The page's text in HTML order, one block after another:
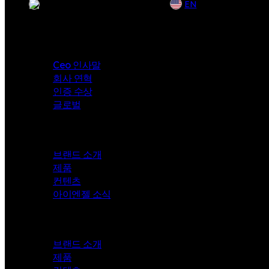
EN
Ceo 인사말
회사 연혁
인증 수상
글로벌
브랜드 소개
제품
컨텐츠
아이엔젤 소식
브랜드 소개
제품